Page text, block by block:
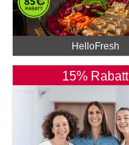
HelloFresh
15% Rabatt